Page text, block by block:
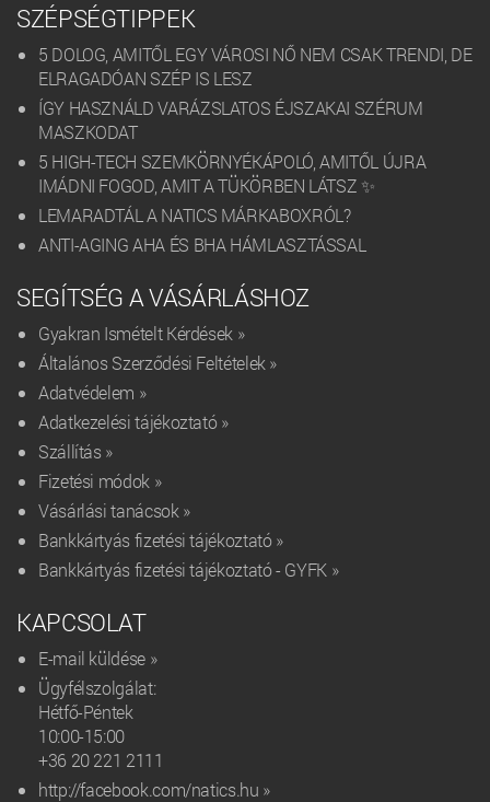
SZÉPSÉGTIPPEK
5 DOLOG, AMITŐL EGY VÁROSI NŐ NEM CSAK TRENDI, DE
ELRAGADÓAN SZÉP IS LESZ
ÍGY HASZNÁLD VARÁZSLATOS ÉJSZAKAI SZÉRUM
MASZKODAT
5 HIGH-TECH SZEMKÖRNYÉKÁPOLÓ, AMITŐL ÚJRA
IMÁDNI FOGOD, AMIT A TÜKÖRBEN LÁTSZ ✨
LEMARADTÁL A NATICS MÁRKABOXRÓL?
ANTI-AGING AHA ÉS BHA HÁMLASZTÁSSAL
SEGÍTSÉG A VÁSÁRLÁSHOZ
Gyakran Ismételt Kérdések »
Általános Szerződési Feltételek »
Adatvédelem »
Adatkezelési tájékoztató »
Szállítás »
Fizetési módok »
Vásárlási tanácsok »
Bankkártyás fizetési tájékoztató »
Bankkártyás fizetési tájékoztató - GYFK »
KAPCSOLAT
E-mail küldése »
Ügyfélszolgálat:
Hétfő-Péntek
10:00-15:00
+36 20 221 2111‬
http://facebook.com/natics.hu »